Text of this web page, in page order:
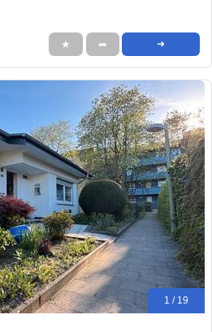
★ ➦ ➜
1 / 19